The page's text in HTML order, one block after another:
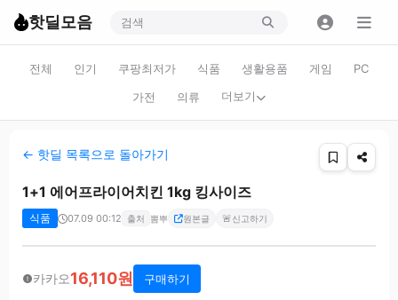
핫딜모음
전체 인기 쿠팡최저가 식품 생활용품 게임
PC
가전
의류 더보기
← 핫딜 목록으로 돌아가기
1+1 에어프라이어치킨 1kg 킹사이즈
식품 07.09 00:12 출처 뽐뿌 원본글 🚨신고하기
카카오16,110원 구매하기